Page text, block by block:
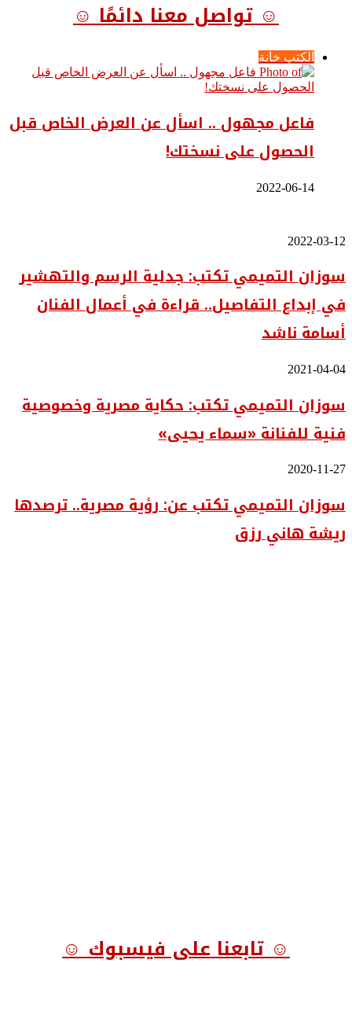
☺ تواصل معنا دائمًا ☺
الكتب خانة
فاعل مجهول .. اسأل عن العرض الخاص قبل
الحصول على نسختك!
2022-06-14
سوزان
تكتب:
جدلية
الرسم
والتهشير
في
قراءة
أعمال
أسامة
2022-03-12
سوزان التميمي تكتب: جدلية الرسم والتهشير
في إبداع التفاصيل.. قراءة في أعمال الفنان
أسامة ناشد
سوزان
تكتب:
حكاية
مصرية
وخصوصية
للفنانة
يحيى»
2021-04-04
سوزان التميمي تكتب: حكاية مصرية وخصوصية
فنية للفنانة «سماء يحيى»
سوزان
تكتب
عن:
رؤية
مصرية..
2020-11-27
سوزان التميمي تكتب عن: رؤية مصرية.. ترصدها
ريشة هاني رزق
☺ تابعنا على فيسبوك ☺